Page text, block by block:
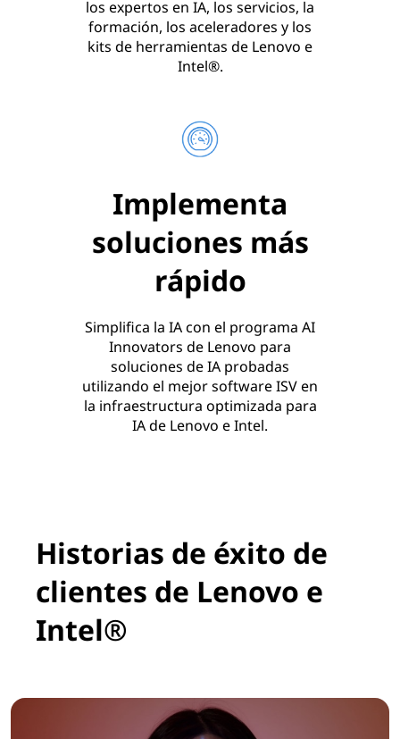
los expertos en IA, los servicios, la
formación, los aceleradores y los
kits de herramientas de Lenovo e
Intel®.
Implementa
soluciones más
rápido
Simplifica la IA con el programa AI
Innovators de Lenovo para
soluciones de IA probadas
utilizando el mejor software ISV en
la infraestructura optimizada para
IA de Lenovo e Intel.
Historias de éxito de
clientes de Lenovo e
Intel®